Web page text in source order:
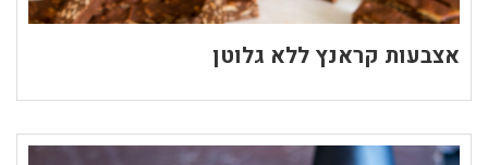
אצבעות קראנץ ללא גלוטן